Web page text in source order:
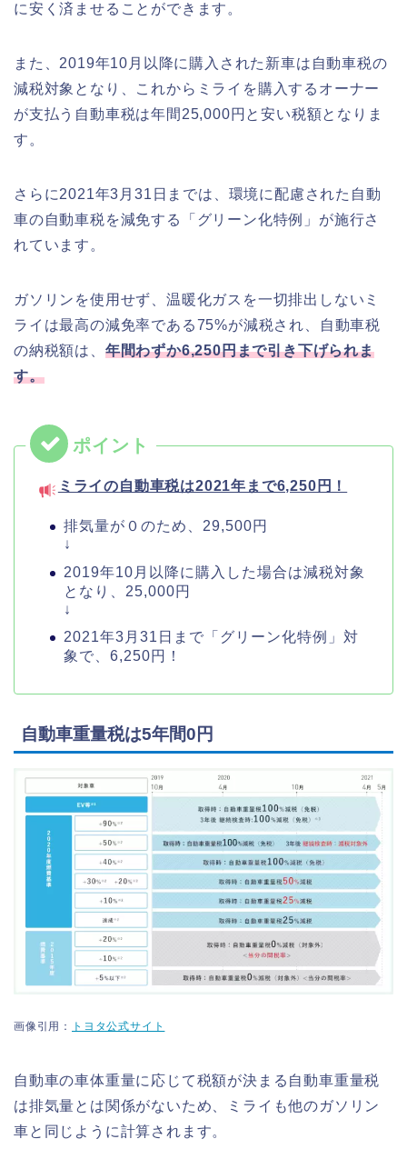
に安く済ませることができます。
また、2019年10月以降に購入された新車は自動車税の
減税対象となり、これからミライを購入するオーナー
が支払う自動車税は年間25,000円と安い税額となりま
す。
さらに2021年3月31日までは、環境に配慮された自動
車の自動車税を減免する「グリーン化特例」が施行さ
れています。
ガソリンを使用せず、温暖化ガスを一切排出しないミ
ライは最高の減免率である75%が減税され、自動車税
の納税額は、 年間わずか6,250円まで引き下げられま
す。
ミライの自動車税は2021年まで6,250円！
排気量が０のため、29,500円
↓
2019年10月以降に購入した場合は減税対象
となり、25,000円
↓
2021年3月31日まで「グリーン化特例」対
象で、6,250円！
自動車重量税は5年間0円
画像引用： トヨタ公式サイト
自動車の車体重量に応じて税額が決まる自動車重量税
は排気量とは関係がないため、ミライも他のガソリン
車と同じように計算されます。